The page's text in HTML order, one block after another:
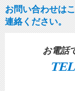
お問い合わせは
連絡ください。
お電話